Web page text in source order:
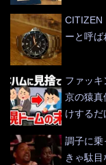
CITIZEN
ーと呼
ファッ
京の猿
けするだ
調子に乗
きゃ駄